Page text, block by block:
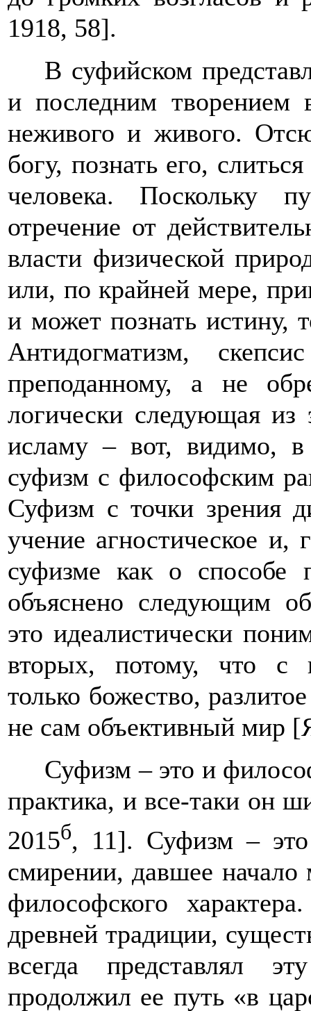
1918, 58].
В суфийском
и последним творением
неживого и живого.
богу, познать его,
человека. Поскольку
отречение от
власти физической
или, по крайней мере,
и может познать истину,
Антидогматизм,
преподанному, а не
логически следующая из
исламу – вот, видимо,
суфизм с философским
Суфизм с точки зрения
учение агностическое и,
суфизме как о способе
объяснено следующим
это идеалистически
вторых, потому, что с
только божество,
не сам объективный мир
Суфизм – это и
практика, и все-таки он
2015б, 11]. Суфизм –
смирении, давшее начало
философского
древней традиции,
всегда представлял
продолжил ее путь «в